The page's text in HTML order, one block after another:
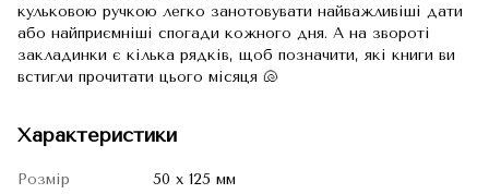
кульковою ручкою легко занотовувати найважливіші дати
або найприємніші спогади кожного дня. А на звороті
закладинки є кілька рядків, щоб позначити, які книги ви
встигли прочитати цього місяця 🐚
Характеристики
Розмір
50 х 125 мм